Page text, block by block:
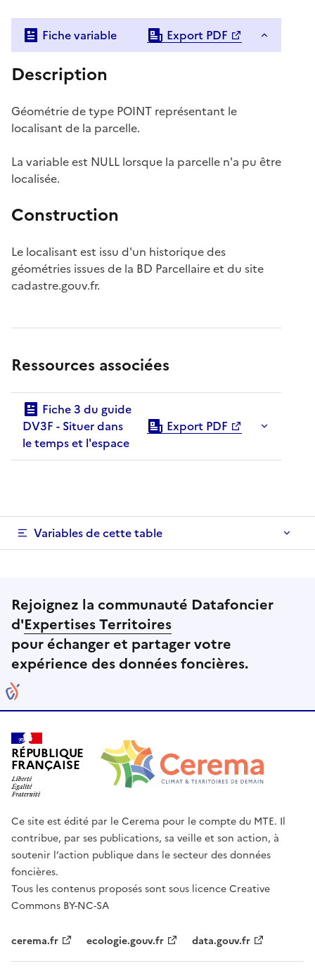
Fiche variable Export PDF
Description
Géométrie de type POINT représentant le
localisant de la parcelle.
La variable est NULL lorsque la parcelle n'a pu être
localisée.
Construction
Le localisant est issu d'un historique des
géométries issues de la BD Parcellaire et du site
cadastre.gouv.fr.
Ressources associées
DV3F - Situer dans
le temps et l'espace
Export PDF
Variables de cette table
Rejoignez la communauté Datafoncier
d'Expertises Territoires
pour échanger et partager votre
expérience des données foncières.
RÉPUBLIQUE
FRANÇAISE
Ce site est édité par le Cerema pour le compte du MTE. Il
contribue, par ses publications, sa veille et son action, à
soutenir l’action publique dans le secteur des données
foncières.
Tous les contenus proposés sont sous licence Creative
Commons BY-NC-SA
cerema.fr ecologie.gouv.fr data.gouv.fr